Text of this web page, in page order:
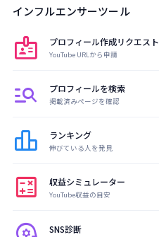
インフルエンサーツール
badge プロフィール作成リクエスト
YouTube URLから申請
manage_search プロフィールを検索
掲載済みページを確認
leaderboard ランキング
伸びている人を発見
calculate 収益シミュレーター
YouTube収益の目安
SNS診断